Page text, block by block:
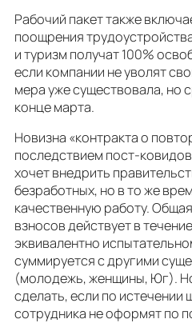
Рабочий пакет также
поощрения
и туризм получат 100%
если компании не уволят
мера уже существовала, но
конце марта.
Новизна «контракта о
последствием пост-
хочет внедрить
безработных, но в то же
качественную работу.
взносов действует в
эквивалентно
суммируется с другими
(молодежь, женщины, Юг).
сделать, если по истечении
сотрудника не оформят по